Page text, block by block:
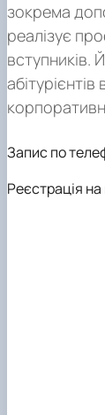
зокрема
реалізує
вступників.
Запис по
Реєстрація